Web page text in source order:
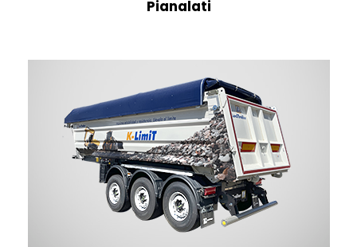
Pianalati